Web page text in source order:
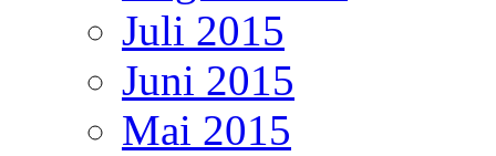
Juli 2015
Juni 2015
Mai 2015